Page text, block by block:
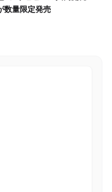
数量限定発売